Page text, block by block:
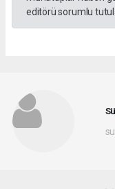
editörü sorumlu